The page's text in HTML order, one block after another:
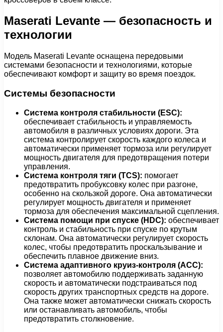
Maserati Levante — безопасность и
технологии
Модель Maserati Levante оснащена передовыми
системами безопасности и технологиями, которые
обеспечивают комфорт и защиту во время поездок.
Системы безопасности
Система контроля стабильности (ESC):
обеспечивает стабильность и управляемость
автомобиля в различных условиях дороги. Эта
система контролирует скорость каждого колеса и
автоматически применяет тормоза или регулирует
мощность двигателя для предотвращения потери
управления.
Система контроля тяги (TCS): помогает
предотвратить пробуксовку колес при разгоне,
особенно на скользкой дороге. Она автоматически
регулирует мощность двигателя и применяет
тормоза для обеспечения максимальной сцепления.
Система помощи при спуске (HDC): обеспечивает
контроль и стабильность при спуске по крутым
склонам. Она автоматически регулирует скорость
колес, чтобы предотвратить проскальзывание и
обеспечить плавное движение вниз.
Система адаптивного круиз-контроля (ACC):
позволяет автомобилю поддерживать заданную
скорость и автоматически подстраиваться под
скорость других транспортных средств на дороге.
Она также может автоматически снижать скорость
или останавливать автомобиль, чтобы
предотвратить столкновение.